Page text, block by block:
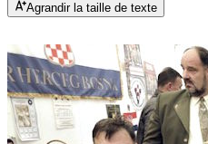
Agrandir la taille de texte